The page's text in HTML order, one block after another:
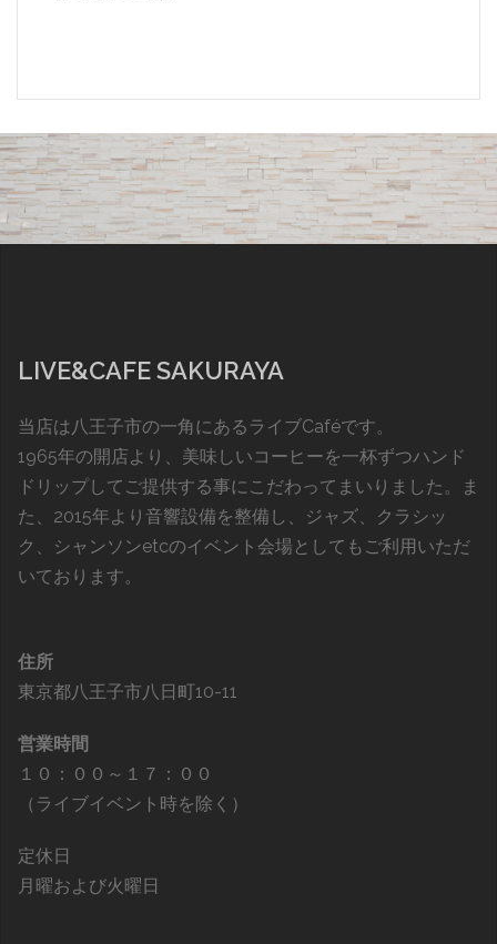
LIVE&CAFE SAKURAYA
当店は八王子市の一角にあるライブCaféです。
1965年の開店より、美味しいコーヒーを一杯ずつハンド
ドリップしてご提供する事にこだわってまいりました。ま
た、2015年より音響設備を整備し、ジャズ、クラシッ
ク、シャンソンetcのイベント会場としてもご利用いただ
いております。
住所
東京都八王子市八日町10-11
営業時間
１０：００～１７：００
（ライブイベント時を除く）
定休日
月曜および火曜日